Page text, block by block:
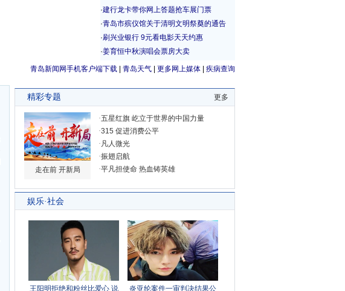
青岛新闻网手机客户端下载 青岛天气 更多网上媒体 疾病查询